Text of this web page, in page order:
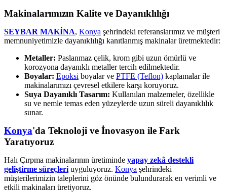
Makinalarımızın Kalite ve Dayanıklılığı
SEYBAR MAKİNA, Konya şehrindeki referanslarımız ve müşteri
memnuniyetimizle dayanıklılığı kanıtlanmış makinalar üretmektedir:
Metaller: Paslanmaz çelik, krom gibi uzun ömürlü ve
korozyona dayanıklı metaller tercih edilmektedir.
Boyalar: Epoksi boyalar ve PTFE (Teflon) kaplamalar ile
makinalarımızı çevresel etkilere karşı koruyoruz.
Suya Dayanıklı Tasarım: Kullanılan malzemeler, özellikle
su ve nemle temas eden yüzeylerde uzun süreli dayanıklılık
sunar.
Konya'da Teknoloji ve İnovasyon ile Fark
Yaratıyoruz
Halı Çırpma makinalarının üretiminde yapay zekâ destekli
geliştirme süreçleri uyguluyoruz. Konya şehrindeki
müşterilerimizin taleplerini göz önünde bulundurarak en verimli ve
etkili makinaları üretiyoruz.